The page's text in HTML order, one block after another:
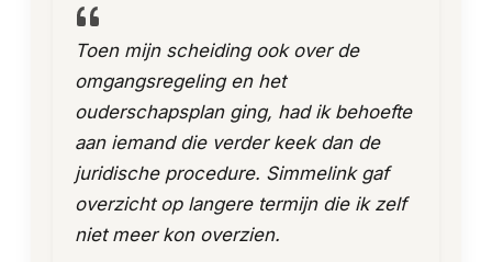
Toen mijn scheiding ook over de
omgangsregeling en het
ouderschapsplan ging, had ik behoefte
aan iemand die verder keek dan de
juridische procedure. Simmelink gaf
overzicht op langere termijn die ik zelf
niet meer kon overzien.